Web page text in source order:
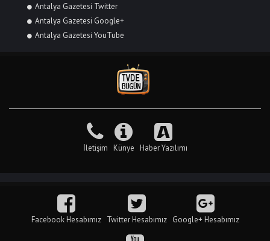
Antalya Gazetesi Twitter
Antalya Gazetesi Google+
Antalya Gazetesi YouTube
İletişim Künye Haber Yazılımı
Facebook Hesabımız Twitter Hesabımız Google+ Hesabımız